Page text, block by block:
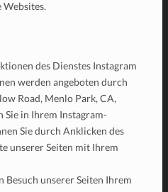
des Dienstes Instagram
werden angeboten durch
Road, Menlo Park, CA,
Sie in Ihrem Instagram-
Sie durch Anklicken des
unserer Seiten mit Ihrem
Besuch unserer Seiten Ihrem